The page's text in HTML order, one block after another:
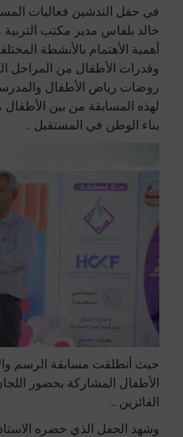
في حفل التدشين فعاليات
خالد بلفاس مدير مكتب التربية
أهمية الأهتمام بالأنشطة
وقدرات الأطفال من المراحل
روضات رياض الأطفال
لهذه المسابقة من بين
بناء الوطن في المستقبل ..
حيث أنطلقت مسابقة الرسم
الأطفال المشاركة بحضور
الفائزين ..
وشهد الحفل الذي حضره